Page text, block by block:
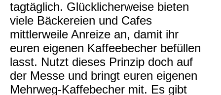
tagtäglich. Glücklicherweise bieten
viele Bäckereien und Cafes
mittlerweile Anreize an, damit ihr
euren eigenen Kaffeebecher befüllen
lasst. Nutzt dieses Prinzip doch auf
der Messe und bringt euren eigenen
Mehrweg-Kaffebecher mit. Es gibt